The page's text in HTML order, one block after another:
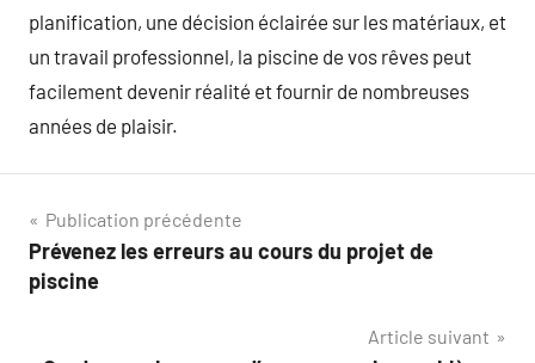
planification, une décision éclairée sur les matériaux, et
un travail professionnel, la piscine de vos rêves peut
facilement devenir réalité et fournir de nombreuses
années de plaisir.
Navigation
de
Publication précédente
Prévenez les erreurs au cours du projet de
piscine
Article suivant